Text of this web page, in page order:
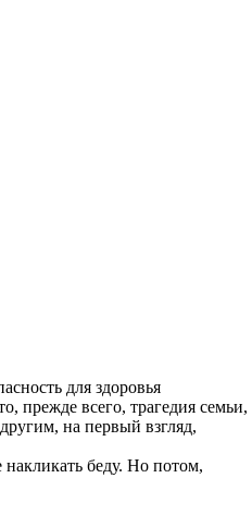
для здоровья
прежде всего, трагедия семьи,
на первый взгляд,
беду. Но потом,